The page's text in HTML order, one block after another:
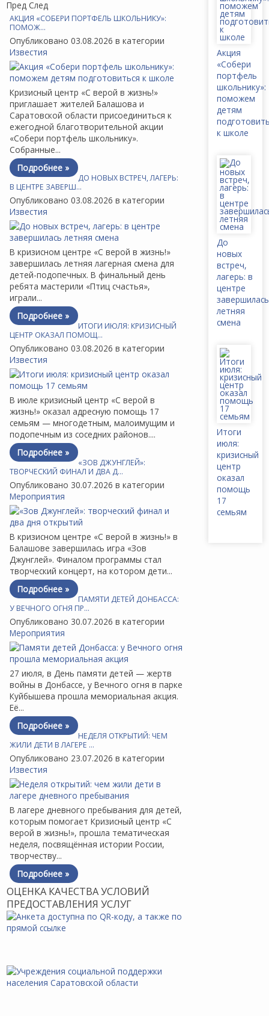
Пред След
АКЦИЯ «СОБЕРИ ПОРТФЕЛЬ ШКОЛЬНИКУ»:
ПОМОЖ…
Опубликовано 03.08.2026 в категории
Известия
Кризисный центр «С верой в жизнь!»
приглашает жителей Балашова и
Саратовской области присоединиться к
ежегодной благотворительной акции
«Собери портфель школьнику».
Собранные...
Подробнее »
ДО НОВЫХ ВСТРЕЧ, ЛАГЕРЬ:
В ЦЕНТРЕ ЗАВЕРШ…
Опубликовано 03.08.2026 в категории
Известия
В кризисном центре «С верой в жизнь!»
завершилась летняя лагерная смена для
детей-подопечных. В финальный день
ребята мастерили «Птиц счастья»,
играли...
Подробнее »
ИТОГИ ИЮЛЯ: КРИЗИСНЫЙ
ЦЕНТР ОКАЗАЛ ПОМОЩ…
Опубликовано 03.08.2026 в категории
Известия
В июле кризисный центр «С верой в
жизнь!» оказал адресную помощь 17
семьям — многодетным, малоимущим и
подопечным из соседних районов....
Подробнее »
«ЗОВ ДЖУНГЛЕЙ»:
ТВОРЧЕСКИЙ ФИНАЛ И ДВА Д…
Опубликовано 30.07.2026 в категории
Мероприятия
В кризисном центре «С верой в жизнь!» в
Балашове завершилась игра «Зов
Джунглей». Финалом программы стал
творческий концерт, на котором дети...
Подробнее »
ПАМЯТИ ДЕТЕЙ ДОНБАССА:
У ВЕЧНОГО ОГНЯ ПР…
Опубликовано 30.07.2026 в категории
Мероприятия
27 июля, в День памяти детей — жертв
войны в Донбассе, у Вечного огня в парке
Куйбышева прошла мемориальная акция.
Её...
Подробнее »
НЕДЕЛЯ ОТКРЫТИЙ: ЧЕМ
ЖИЛИ ДЕТИ В ЛАГЕРЕ …
Опубликовано 23.07.2026 в категории
Известия
В лагере дневного пребывания для детей,
которым помогает Кризисный центр «С
верой в жизнь!», прошла тематическая
неделя, посвящённая истории России,
творчеству...
Подробнее »
ОЦЕНКА КАЧЕСТВА УСЛОВИЙ
ПРЕДОСТАВЛЕНИЯ УСЛУГ
Акция
«Собери
портфель
школьнику»:
поможем
детям
к школе
До
новых
встреч,
лагерь: в
центре
завершилась
летняя
смена
Итоги
июля:
кризисный
центр
оказал
помощь
17
семьям